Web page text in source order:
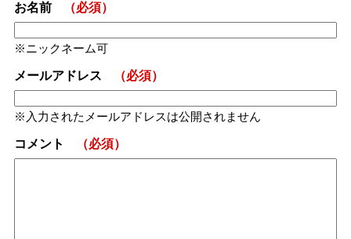
お名前 （必須）
ニックネーム可
メールアドレス （必須）
入力されたメールアドレスは公開されません
コメント （必須）